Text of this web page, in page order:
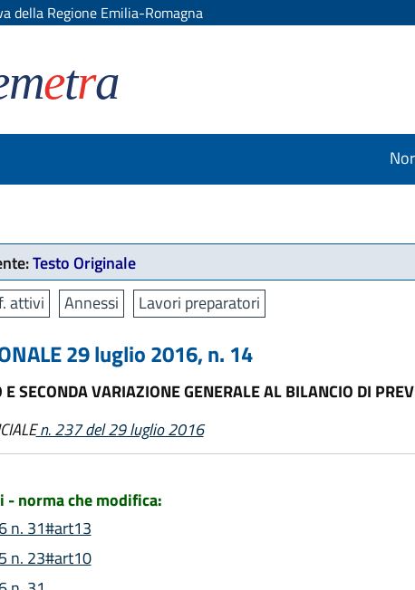
della Regione Emilia-Romagna
etra
Testo Originale
attivi Annessi Lavori preparatori
29 luglio 2016, n. 14
E SECONDA VARIAZIONE GENERALE AL BILANCIO DI
n. 237 del 29 luglio 2016
norma che modifica:
n. 31#art13
n. 23#art10